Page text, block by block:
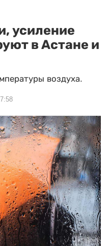
усиление
в Астане и
воздуха.